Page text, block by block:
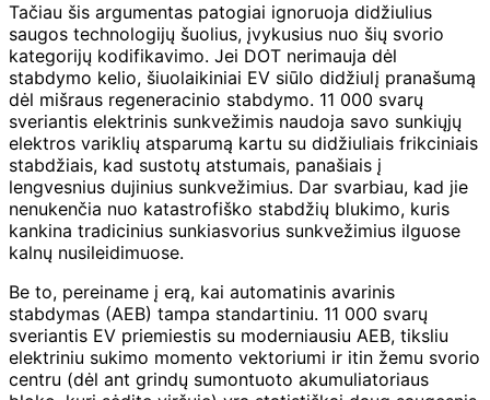
Tačiau šis argumentas patogiai ignoruoja didžiulius
saugos technologijų šuolius, įvykusius nuo šių svorio
kategorijų kodifikavimo. Jei DOT nerimauja dėl
stabdymo kelio, šiuolaikiniai EV siūlo didžiulį pranašumą
dėl mišraus regeneracinio stabdymo. 11 000 svarų
sveriantis elektrinis sunkvežimis naudoja savo sunkiųjų
elektros variklių atsparumą kartu su didžiuliais frikciniais
stabdžiais, kad sustotų atstumais, panašiais į
lengvesnius dujinius sunkvežimius. Dar svarbiau, kad jie
nenukenčia nuo katastrofiško stabdžių blukimo, kuris
kankina tradicinius sunkiasvorius sunkvežimius ilguose
kalnų nusileidimuose.
Be to, pereiname į erą, kai automatinis avarinis
stabdymas (AEB) tampa standartiniu. 11 000 svarų
sveriantis EV priemiestis su moderniausiu AEB, tiksliu
elektriniu sukimo momento vektoriumi ir itin žemu svorio
centru (dėl ant grindų sumontuoto akumuliatoriaus